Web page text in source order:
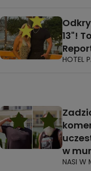
13"!
HOTEL
w
NASI W